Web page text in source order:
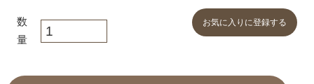
お気に入りに登録する